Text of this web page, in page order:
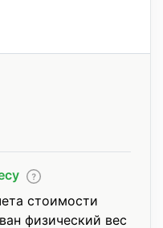
стоимости
физический вес